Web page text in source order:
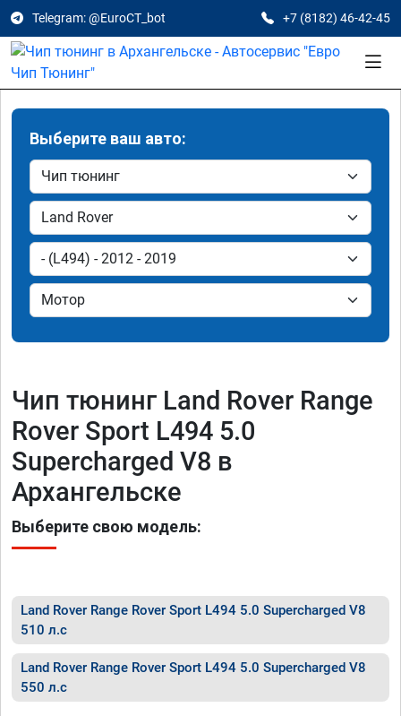
Telegram: @EuroCT_bot +7 (8182) 46-42-45
Выберите ваш авто:
Чип тюнинг Land Rover Range
Rover Sport L494 5.0
Supercharged V8 в
Архангельске
Выберите свою модель:
Land Rover Range Rover Sport L494 5.0 Supercharged V8
510 л.с
Land Rover Range Rover Sport L494 5.0 Supercharged V8
550 л.с